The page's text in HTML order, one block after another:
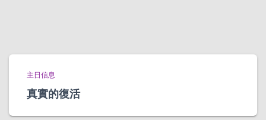
主日信息
真實的復活